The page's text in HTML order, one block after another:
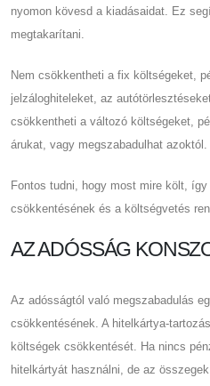
nyomon kövesd a kiadásaidat. Ez
megtakarítani.
Nem csökkentheti a fix költségeket,
jelzáloghiteleket, az
csökkentheti a változó költségeket,
árukat, vagy megszabadulhat azoktól.
Fontos tudni, hogy most mire költ,
csökkentésének és a költségvetés
AZ ADÓSSÁG
Az adósságtól való megszabadulás
csökkentésének. A hitelkártya-
költségek csökkentését. Ha nincs
hitelkártyát használni, de az